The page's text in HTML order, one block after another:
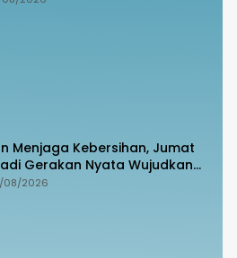
Menjaga Kebersihan, Jumat
Gerakan Nyata Wujudkan
Bahagia
08/2026